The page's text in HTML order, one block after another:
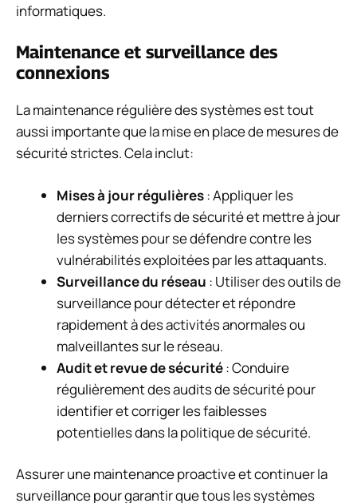
informatiques.
Maintenance et surveillance des
connexions
La maintenance régulière des systèmes est tout
aussi importante que la mise en place de mesures de
sécurité strictes. Cela inclut:
Mises à jour régulières: Appliquer les
derniers correctifs de sécurité et mettre à jour
les systèmes pour se défendre contre les
vulnérabilités exploitées par les attaquants.
Surveillance du réseau : Utiliser des outils de
surveillance pour détecter et répondre
rapidement à des activités anormales ou
malveillantes sur le réseau.
Audit et revue de sécurité: Conduire
régulièrement des audits de sécurité pour
identifier et corriger les faiblesses
potentielles dans la politique de sécurité.
Assurer une maintenance proactive et continuer la
surveillance pour garantir que tous les systèmes